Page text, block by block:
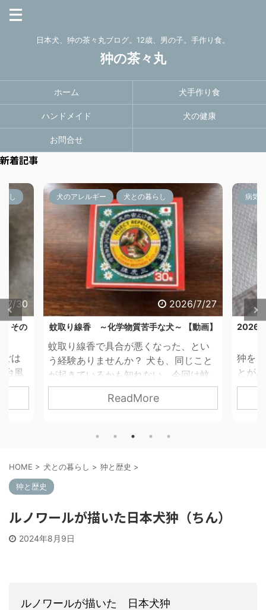
日本犬、狆の茶々丸ブログ。12歳、男の子。手作り食。
狆の茶々丸
ホーム 犬手作り食
ハンドメイド 犬の健康
お問合せ
新着記事
し
7/30
。その
は
台風
は
のと
。
下
こ
犬のアレルギー 犬との暮らし
2026/7/27
蚊取り線香 ～化学物質苦手な犬～ 【動画】
蚊取り線香で具合が悪くなった、とい
う経験ありませんか？ 犬も、同じこと
が起きているかも知れない、今回は蚊
取り線香のお話です。 以前、蚊取り線
香についてのブログ記事を2本書きまし
「除虫菊の成分は分解されやすい」と
ら、それだけでは説明できないことが
ありました。 1 なぜ、犬に蚊
対策が必要なのか 我が家では蚊取り線
指導のもと、一般的なフィラリア予防
ギー体質だから ...
ReadMore
病気
2026
狆を
とが
す。
HOME > 犬との暮らし > 狆と歴史 >
狆と歴史
ルノワールが描いた日本犬狆（ちん）
2024年8月9日
ルノワールが描いた 日本犬狆